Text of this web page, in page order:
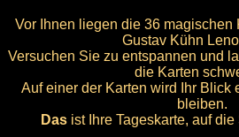
Vor Ihnen liegen die 36 magischen
Gustav Kühn
Versuchen Sie zu entspannen und
die Karten
Auf einer der Karten wird Ihr Blick
bleiben.
Dasist Ihre Tageskarte, auf